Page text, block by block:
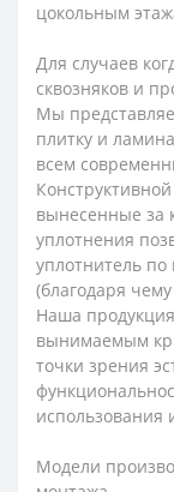
цокольным
Для случаев
сквозняков и
Мы
плитку и
всем
вынесенные за
уплотнения
уплотнитель
(благодаря
Наша
вынимаемым
точки зрения
использования
Модели